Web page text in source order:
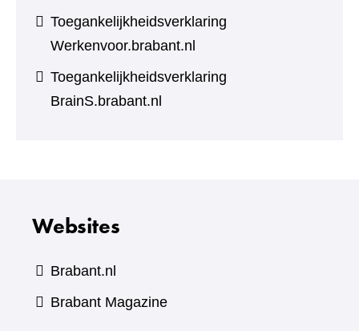
Toegankelijkheidsverklaring
Werkenvoor.brabant.nl
Toegankelijkheidsverklaring
BrainS.brabant.nl
Websites
Brabant.nl
Brabant Magazine(verwijst